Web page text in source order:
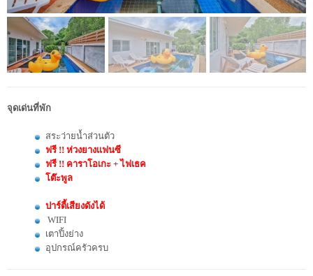
จุดเด่นที่พัก
สระว่ายน้ำส่วนตัว
ฟรี !! ห่วงยางเเฟนซี
ฟรี !! คาราโอเกะ + ไฟเธค
โต๊ะพูล
ปาร์ตี้เสียงดังได้
WIFI
เตาปิ้งย่าง
อุปกรณ์ครัวครบ